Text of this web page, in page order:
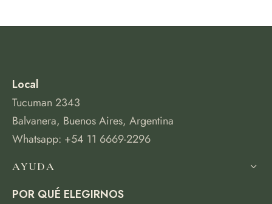
Local
Tucuman 2343
Balvanera, Buenos Aires, Argentina
Whatsapp: +54 11 6669-2296
AYUDA
POR QUÉ ELEGIRNOS